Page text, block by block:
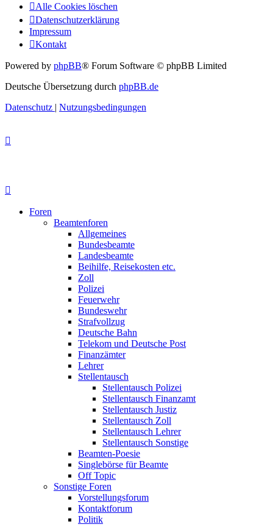
Alle Cookies löschen
Datenschutzerklärung
Impressum
Kontakt
Powered by phpBB® Forum Software © phpBB Limited
Deutsche Übersetzung durch phpBB.de
Datenschutz | Nutzungsbedingungen
Foren
Beamtenforen
Allgemeines
Bundesbeamte
Landesbeamte
Beihilfe, Reisekosten etc.
Zoll
Polizei
Feuerwehr
Bundeswehr
Strafvollzug
Deutsche Bahn
Telekom und Deutsche Post
Finanzämter
Lehrer
Stellentausch
Stellentausch Polizei
Stellentausch Finanzamt
Stellentausch Justiz
Stellentausch Zoll
Stellentausch Lehrer
Stellentausch Sonstige
Beamten-Poesie
Singlebörse für Beamte
Off Topic
Sonstige Foren
Vorstellungsforum
Kontaktforum
Politik